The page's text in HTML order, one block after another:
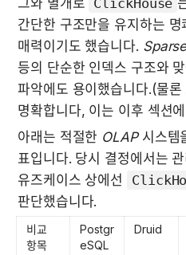
간단한 구조만을 유지하는
매력이기도 했습니다.
등의 단순한 인덱스 구조와
파악에도 용이했습니다.(물
명확합니다, 이는 이후 섹션
아래는 적절한 OLAP 시스템
표입니다. 당시 결정에서는
유즈케이스 상에선
판단했습니다.
비교
항목
Postgr
eSQL
Druid